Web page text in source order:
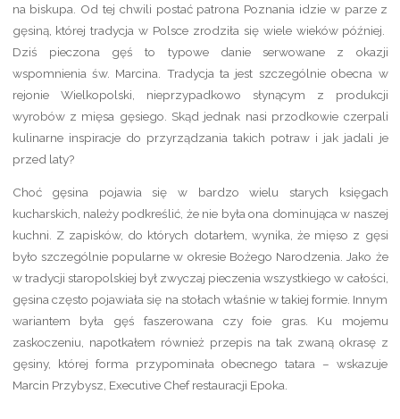
na biskupa. Od tej chwili postać patrona Poznania idzie w parze z
gęsiną, której tradycja w Polsce zrodziła się wiele wieków później.
Dziś pieczona gęś to typowe danie serwowane z okazji
wspomnienia św. Marcina. Tradycja ta jest szczególnie obecna w
rejonie Wielkopolski, nieprzypadkowo słynącym z produkcji
wyrobów z mięsa gęsiego. Skąd jednak nasi przodkowie czerpali
kulinarne inspiracje do przyrządzania takich potraw i jak jadali je
przed laty?
Choć gęsina pojawia się w bardzo wielu starych księgach
kucharskich, należy podkreślić, że nie była ona dominująca w naszej
kuchni. Z zapisków, do których dotarłem, wynika, że mięso z gęsi
było szczególnie popularne w okresie Bożego Narodzenia. Jako że
w tradycji staropolskiej był zwyczaj pieczenia wszystkiego w całości,
gęsina często pojawiała się na stołach właśnie w takiej formie. Innym
wariantem była gęś faszerowana czy foie gras. Ku mojemu
zaskoczeniu, napotkałem również przepis na tak zwaną okrasę z
gęsiny, której forma przypominała obecnego tatara – wskazuje
Marcin Przybysz, Executive Chef restauracji Epoka.